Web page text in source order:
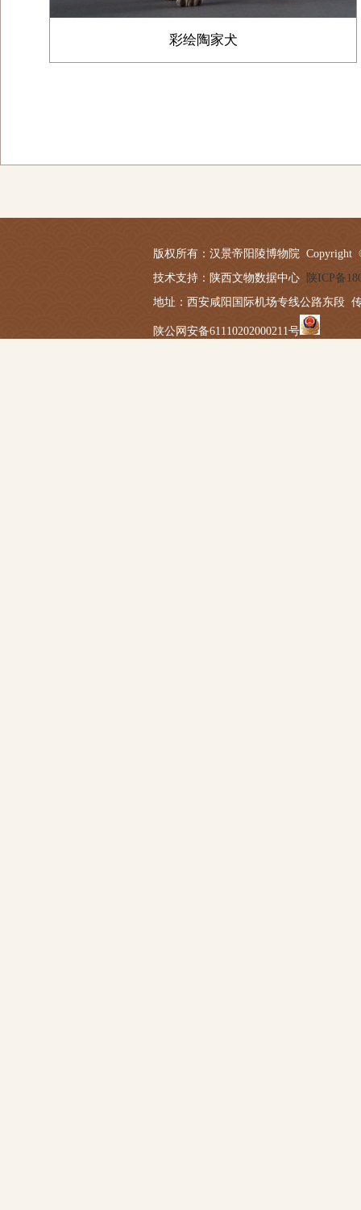
彩绘陶家犬
版权所有：汉景帝阳陵博物院 Copyright
技术支持：陕西文物数据中心 陕ICP备
地址：西安咸阳国际机场专线公路东段
陕公网安备61110202000211号